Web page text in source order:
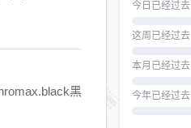
黑
今日已经过去
这周已经过去
本月已经过去
今年已经过去